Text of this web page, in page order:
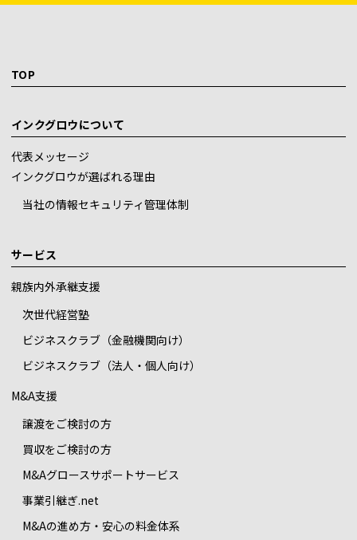
TOP
インクグロウについて
代表メッセージ
インクグロウが選ばれる理由
当社の情報セキュリティ管理体制
サービス
親族内外承継支援
次世代経営塾
ビジネスクラブ（金融機関向け）
ビジネスクラブ（法人・個人向け）
M&A支援
譲渡をご検討の方
買収をご検討の方
M&Aグロースサポートサービス
事業引継ぎ.net
M&Aの進め方・安心の料金体系